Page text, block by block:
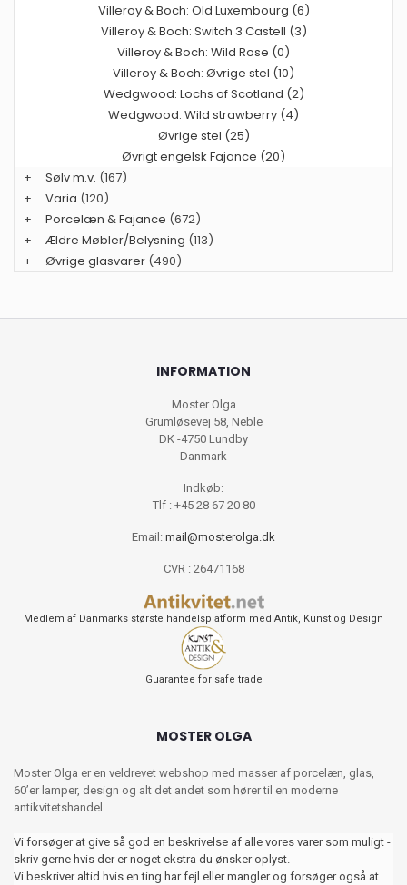
Villeroy & Boch: Old Luxembourg (6)
Villeroy & Boch: Switch 3 Castell (3)
Villeroy & Boch: Wild Rose (0)
Villeroy & Boch: Øvrige stel (10)
Wedgwood: Lochs of Scotland (2)
Wedgwood: Wild strawberry (4)
Øvrige stel (25)
Øvrigt engelsk Fajance (20)
+
Sølv m.v. (167)
+
Varia (120)
+
Porcelæn & Fajance (672)
+
Ældre Møbler/Belysning (113)
+
Øvrige glasvarer (490)
INFORMATION
Moster Olga
Grumløsevej 58, Neble
DK -4750 Lundby
Danmark
Indkøb:
Tlf : +45 28 67 20 80
Email: mail@mosterolga.dk
CVR : 26471168
Medlem af Danmarks største handelsplatform med Antik, Kunst og Design
Guarantee for safe trade
MOSTER OLGA
Moster Olga er en veldrevet webshop med masser af porcelæn, glas,
60’er lamper, design og alt det andet som hører til en moderne
antikvitetshandel.
Vi forsøger at give så god en beskrivelse af alle vores varer som muligt -
skriv gerne hvis der er noget ekstra du ønsker oplyst.
Vi beskriver altid hvis en ting har fejl eller mangler og forsøger også at